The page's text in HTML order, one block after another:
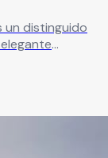
un distinguido